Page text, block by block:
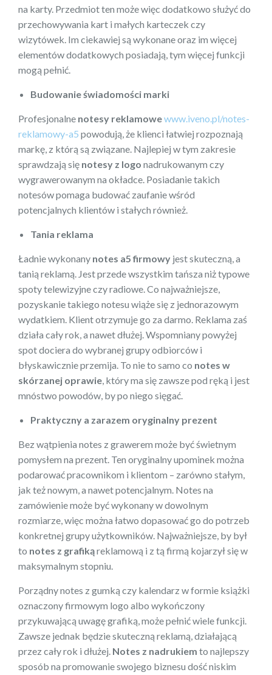
na karty. Przedmiot ten może więc dodatkowo służyć do
przechowywania kart i małych karteczek czy
wizytówek. Im ciekawiej są wykonane oraz im więcej
elementów dodatkowych posiadają, tym więcej funkcji
mogą pełnić.
Budowanie świadomości marki
Profesjonalne notesy reklamowewww.iveno.pl/notes-
reklamowy-a5 powodują, że klienci łatwiej rozpoznają
markę, z którą są związane. Najlepiej w tym zakresie
sprawdzają się notesy z logo nadrukowanym czy
wygrawerowanym na okładce. Posiadanie takich
notesów pomaga budować zaufanie wśród
potencjalnych klientów i stałych również.
Tania reklama
Ładnie wykonany notes a5 firmowy jest skuteczną, a
tanią reklamą. Jest przede wszystkim tańsza niż typowe
spoty telewizyjne czy radiowe. Co najważniejsze,
pozyskanie takiego notesu wiąże się z jednorazowym
wydatkiem. Klient otrzymuje go za darmo. Reklama zaś
działa cały rok, a nawet dłużej. Wspomniany powyżej
spot dociera do wybranej grupy odbiorców i
błyskawicznie przemija. To nie to samo co notes w
skórzanej oprawie , który ma się zawsze pod ręką i jest
mnóstwo powodów, by po niego sięgać.
Praktyczny a zarazem oryginalny prezent
Bez wątpienia notes z grawerem może być świetnym
pomysłem na prezent. Ten oryginalny upominek można
podarować pracownikom i klientom – zarówno stałym,
jak też nowym, a nawet potencjalnym. Notes na
zamówienie może być wykonany w dowolnym
rozmiarze, więc można łatwo dopasować go do potrzeb
konkretnej grupy użytkowników. Najważniejsze, by był
to notes z grafikąreklamową i z tą firmą kojarzył się w
maksymalnym stopniu.
Porządny notes z gumką czy kalendarz w formie książki
oznaczony firmowym logo albo wykończony
przykuwającą uwagę grafiką, może pełnić wiele funkcji.
Zawsze jednak będzie skuteczną reklamą, działającą
przez cały rok i dłużej. Notes z nadrukiem to najlepszy
sposób na promowanie swojego biznesu dość niskim